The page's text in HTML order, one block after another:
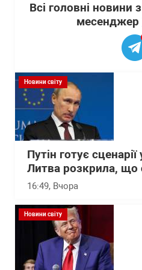
Всі головні
месенджер
Новини світу
Путін готує сценарії
Литва розкрила, що
16:49, Вчора
Новини світу